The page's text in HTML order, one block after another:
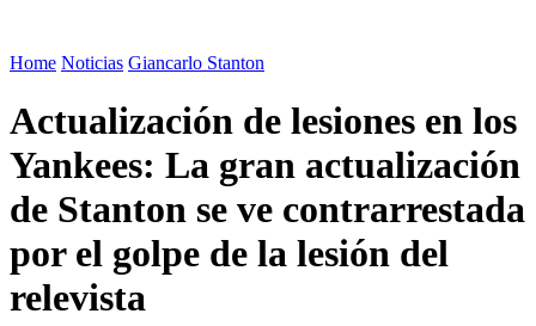
Home Noticias Giancarlo Stanton
Actualización de lesiones en los
Yankees: La gran actualización
de Stanton se ve contrarrestada
por el golpe de la lesión del
relevista